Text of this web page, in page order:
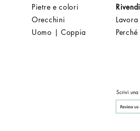
Pietre e colori
Orecchini
Uomo | Coppia
Scrivi una